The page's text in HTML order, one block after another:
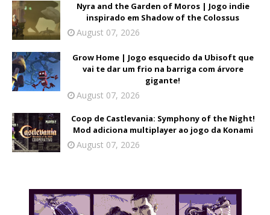
Nyra and the Garden of Moros | Jogo indie
inspirado em Shadow of the Colossus
August 07, 2026
Grow Home | Jogo esquecido da Ubisoft que
vai te dar um frio na barriga com árvore
gigante!
August 07, 2026
Coop de Castlevania: Symphony of the Night!
Mod adiciona multiplayer ao jogo da Konami
August 07, 2026